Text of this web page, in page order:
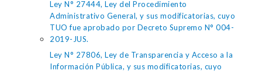
Ley N° 27444, Ley del Procedimiento
Administrativo General, y sus modificatorias, cuyo
TUO fue aprobado por Decreto Supremo N° 004-
2019-JUS.
Ley N° 27806, Ley de Transparencia y Acceso a la
Información Pública, y sus modificatorias, cuyo